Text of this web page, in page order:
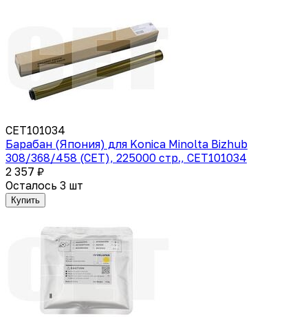
CET101034
Барабан (Япония) для Konica Minolta Bizhub
308/368/458 (CET), 225000 стр., CET101034
2 357 ₽
Осталось 3 шт
Купить